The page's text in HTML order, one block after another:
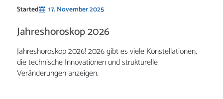
Started 17. November 2025
Jahreshoroskop 2026
Jahreshoroskop 2026! 2026 gibt es viele Konstellationen,
die technische Innovationen und strukturelle
Veränderungen anzeigen.